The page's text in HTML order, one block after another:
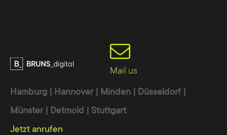
Hamburg | Hannover | Minden | Düsseldorf |
Münster | Detmold | Stuttgart
Jetzt anrufen
Mail us